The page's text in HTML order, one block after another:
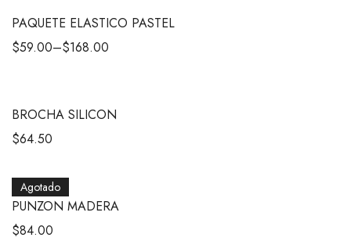
PAQUETE ELASTICO PASTEL
$59.00–$168.00
BROCHA SILICON
$64.50
Agotado
PUNZON MADERA
$84.00